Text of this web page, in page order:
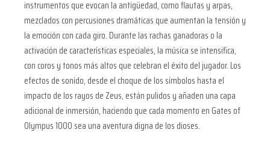
instrumentos que evocan la antigüedad, como flautas y arpas,
mezclados con percusiones dramáticas que aumentan la tensión y
la emoción con cada giro. Durante las rachas ganadoras o la
activación de características especiales, la música se intensifica,
con coros y tonos más altos que celebran el éxito del jugador. Los
efectos de sonido, desde el choque de los símbolos hasta el
impacto de los rayos de Zeus, están pulidos y añaden una capa
adicional de inmersión, haciendo que cada momento en Gates of
Olympus 1000 sea una aventura digna de los dioses.